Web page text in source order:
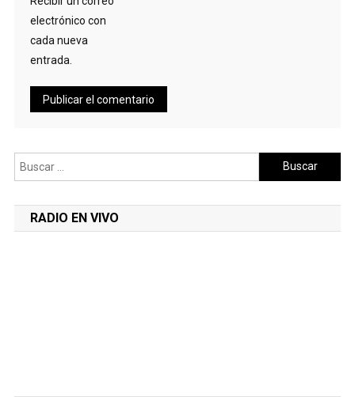
electrónico con
cada nueva
entrada.
Buscar:
RADIO EN VIVO